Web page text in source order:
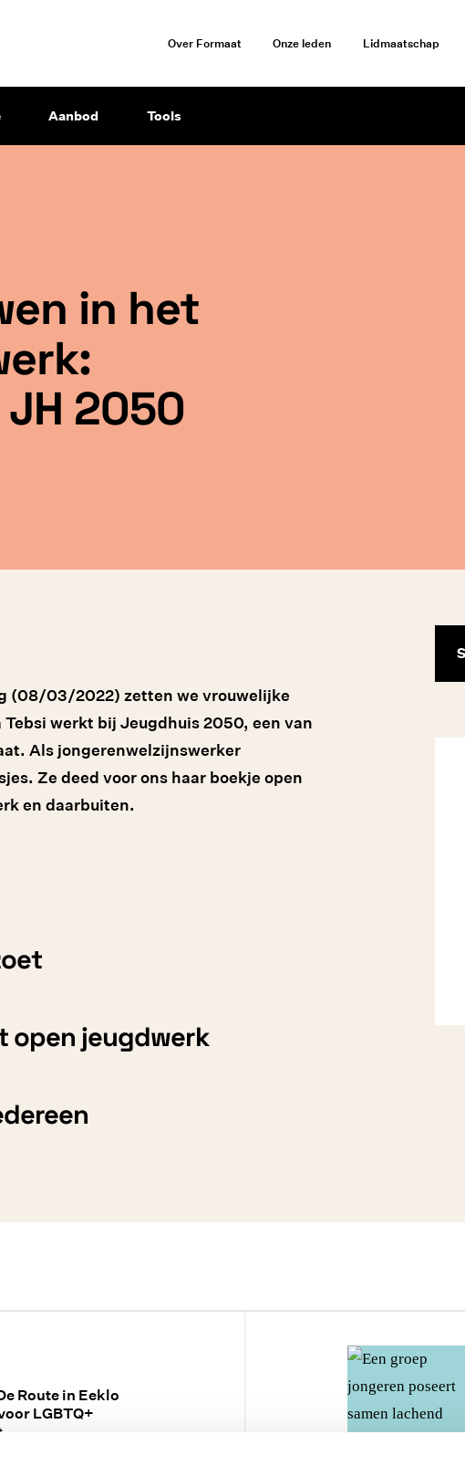
Over Formaat Onze leden Lidmaatschap
Aanbod Tools
in het
2050
(08/03/2022) zetten we vrouwelijke
werkt bij Jeugdhuis 2050, een van
Als jongerenwelzijnswerker
Ze deed voor ons haar boekje open
en daarbuiten.
open jeugdwerk
Route in Eeklo
LGBTQ+